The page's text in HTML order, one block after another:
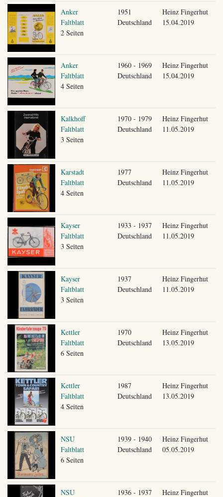
Anker
Faltblatt
2 Seiten
1951
Deutschland
Heinz Fingerhut
15.04.2019
Anker
Faltblatt
4 Seiten
1960 - 1969
Deutschland
Heinz Fingerhut
15.04.2019
Kalkhoff
Faltblatt
3 Seiten
1970 - 1979
Deutschland
Heinz Fingerhut
11.05.2019
Karstadt
Faltblatt
4 Seiten
1977
Deutschland
Heinz Fingerhut
11.05.2019
Kayser
Faltblatt
3 Seiten
1933 - 1937
Deutschland
Heinz Fingerhut
11.05.2019
Kayser
Faltblatt
3 Seiten
1937
Deutschland
Heinz Fingerhut
11.05.2019
Kettler
Faltblatt
6 Seiten
1970
Deutschland
Heinz Fingerhut
13.05.2019
Kettler
Faltblatt
4 Seiten
1987
Deutschland
Heinz Fingerhut
13.05.2019
NSU
Faltblatt
6 Seiten
1939 - 1940
Deutschland
Heinz Fingerhut
05.05.2019
NSU
1936 - 1937
Heinz Fingerhut